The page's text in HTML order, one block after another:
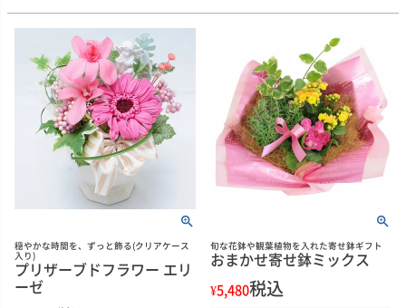
穏やかな時間を、ずっと飾る(クリアケース
入り)
プリザーブドフラワー エリ
ーゼ
旬な花鉢や観葉植物を入れた寄せ鉢ギフト
おまかせ寄せ鉢ミックス
¥5,480税込